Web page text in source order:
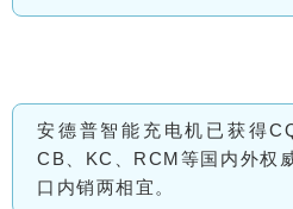
安德普智能充电机已获得
CB、KC、RCM等国内外权
口内销两相宜。